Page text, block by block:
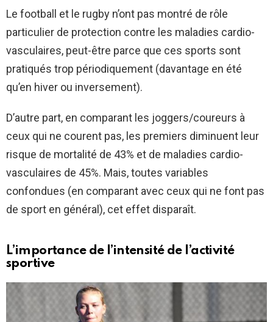
Le football et le rugby n’ont pas montré de rôle
particulier de protection contre les maladies cardio-
vasculaires, peut-être parce que ces sports sont
pratiqués trop périodiquement (davantage en été
qu’en hiver ou inversement).
D’autre part, en comparant les joggers/coureurs à
ceux qui ne courent pas, les premiers diminuent leur
risque de mortalité de 43% et de maladies cardio-
vasculaires de 45%. Mais, toutes variables
confondues (en comparant avec ceux qui ne font pas
de sport en général), cet effet disparaît.
L’importance de l’intensité de l’activité
sportive